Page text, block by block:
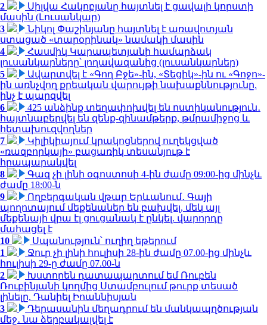
2
Սիլվա Հակոբյանը հայտնել է ցավալի կորստի
մասին (Լուսանկար)
3
Նիկոլ Փաշինյանը հայտնել է առավոտյան
ստացած «տարօրինակ» նամակի մասին
4
Հասմիկ Կարապետյանի համարձակ
լուսանկարները՝ լողավազանից (լուսանկարներ)
5
Ավարտվել է «Գող Բջե»-ին, «Տեցիկ»-ին ու «Գոջո»-
ին առնչվող քրեական վարույթի նախաքննությունը.
ինչ է պարզվել
6
425 անձինք տեղափոխվել են ոստիկանություն․
հայտնաբերվել են զենք-զինամթերք, թմրամիջոց և
հետախուզվողներ
7
Կիլիկիայում կրակոցներով ուղեկցված
«ռազբորկայի» բացառիկ տեսանյութ է
հրապարակվել
8
Գազ չի լինի օգոստոսի 4-ին ժամը 09:00-ից մինչև
ժամը 18:00-ն
9
Ողբերգական վթար Երևանում․ Գայի
պողոտայում մեքենաներ են բախվել, մեկ այլ
մեքենայի վրա էլ ցուցանակ է ընկել. վարորդը
մահացել է
10
Սպանություն՝ ուղիղ եթերում
1
Ջուր չի լինի հուլիսի 28-ին ժամը 07.00-ից մինչև
հուլիսի 29-ը ժամը 07.00-ն
2
Խստորեն դատապարտում եմ Ռուբեն
Ռուբինյանի կողմից Ստամբուլում թուրք տեսած
լինելը. Դանիել Իոաննիսյան
3
Դերասանին մեղադրում են մանկապղծության
մեջ․ նա ձերբակալվել է